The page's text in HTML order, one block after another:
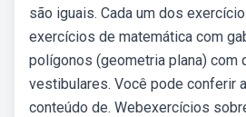
são iguais. Cada um dos
exercícios de matemática com
polígonos (geometria plana) com
vestibulares. Você pode conferir
conteúdo de. Webexercícios